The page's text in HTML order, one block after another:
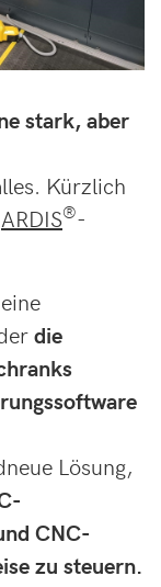
stark, aber
Kürzlich
ARDIS®-
eine
die
Lösung,
CNC-
zu steuern.